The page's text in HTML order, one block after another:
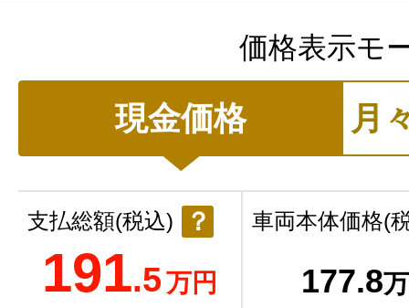
価格表示モ
現金価格 月
支払総額(税込)
191.5万円
？ 車両本体価格(
177.8